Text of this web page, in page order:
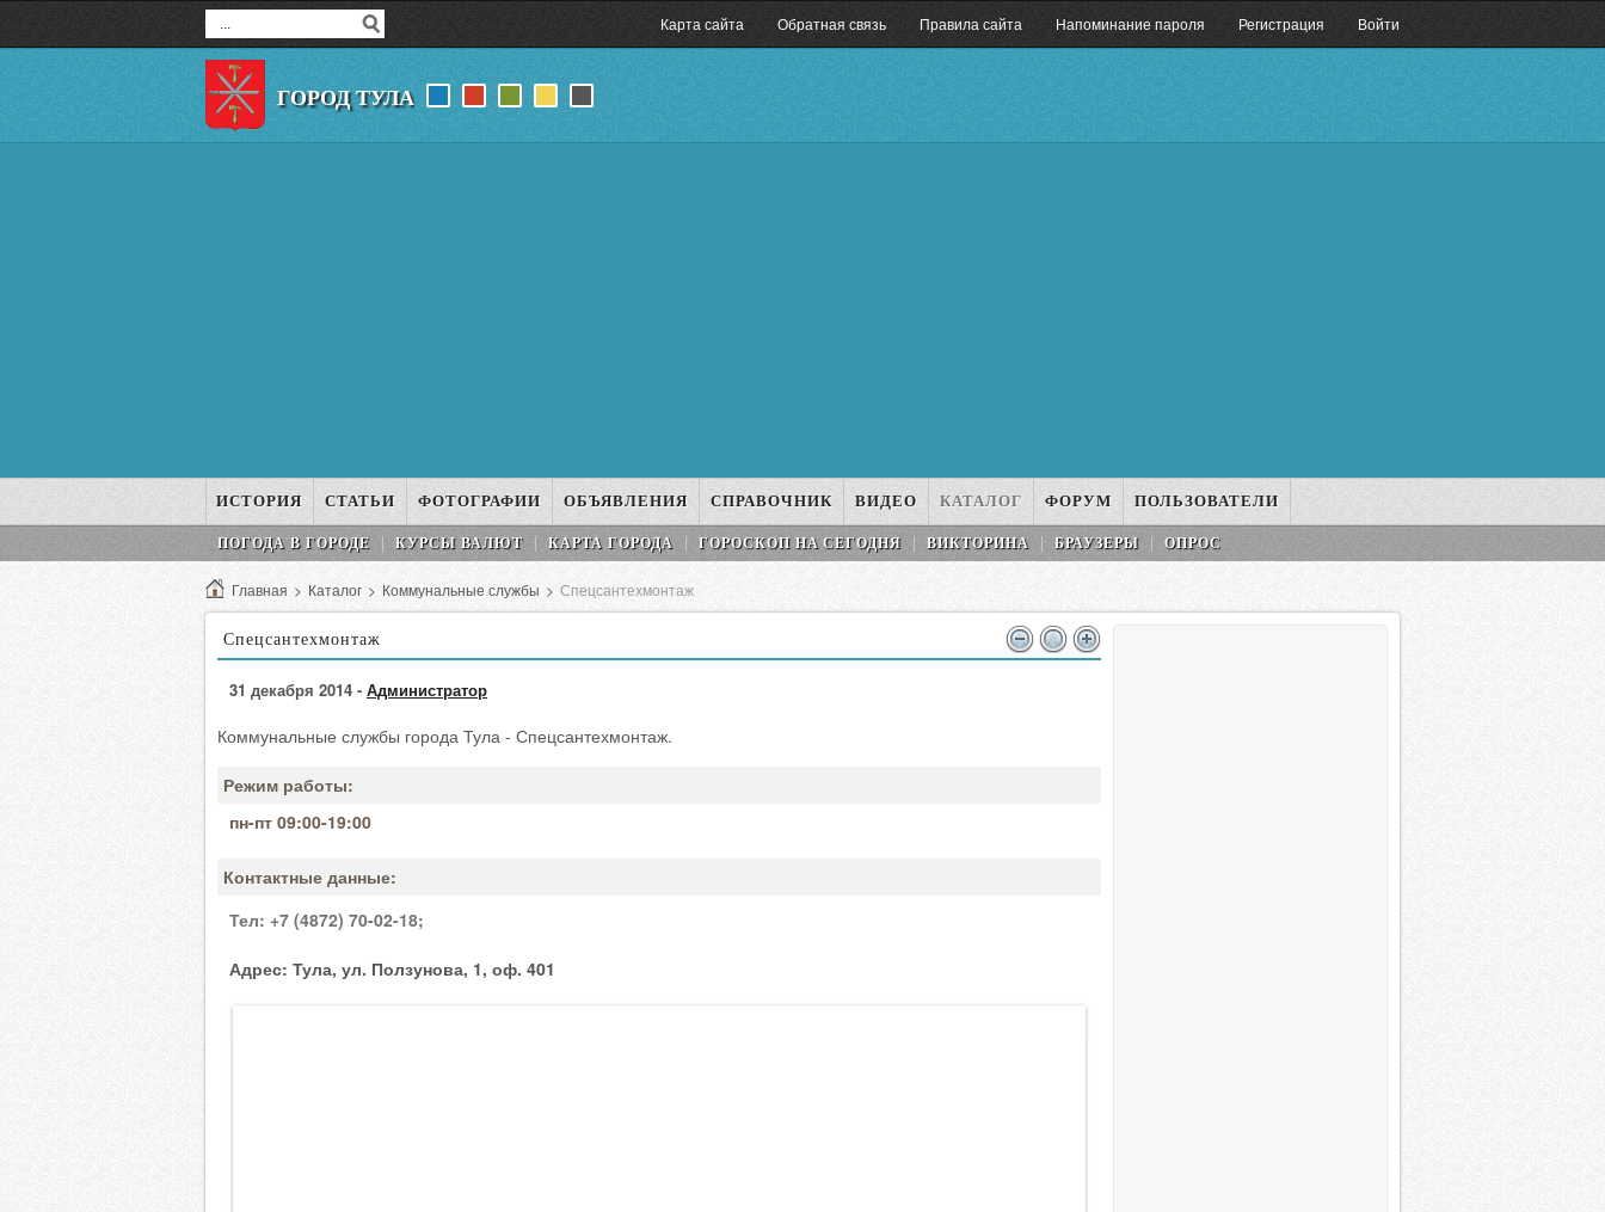
Карта сайта Обратная связь Правила сайта Напоминание пароля Регистрация Войти
ГОРОД ТУЛА
ИСТОРИЯ СТАТЬИ ФОТОГРАФИИ ОБЪЯВЛЕНИЯ СПРАВОЧНИК ВИДЕО КАТАЛОГ ФОРУМ ПОЛЬЗОВАТЕЛИ
ПОГОДА В ГОРОДЕ КУРСЫ ВАЛЮТ КАРТА ГОРОДА ГОРОСКОП НA СEГОДНЯ ВИКТОРИНА БРАУЗЕРЫ ОПРОС
Главная > Каталог > Коммунальные службы > Спецсантехмонтаж
Спецсантехмонтаж
31 декабря 2014 - Администратор
Коммунальные службы города Тула - Спецсантехмонтаж.
Режим работы:
пн-пт 09:00-19:00
Контактные данные:
Тел: +7 (4872) 70-02-18;
Адрес: Тула, ул. Ползунова, 1, оф. 401